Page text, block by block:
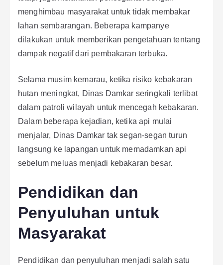
menghimbau masyarakat untuk tidak membakar
lahan sembarangan. Beberapa kampanye
dilakukan untuk memberikan pengetahuan tentang
dampak negatif dari pembakaran terbuka.
Selama musim kemarau, ketika risiko kebakaran
hutan meningkat, Dinas Damkar seringkali terlibat
dalam patroli wilayah untuk mencegah kebakaran.
Dalam beberapa kejadian, ketika api mulai
menjalar, Dinas Damkar tak segan-segan turun
langsung ke lapangan untuk memadamkan api
sebelum meluas menjadi kebakaran besar.
Pendidikan dan
Penyuluhan untuk
Masyarakat
Pendidikan dan penyuluhan menjadi salah satu